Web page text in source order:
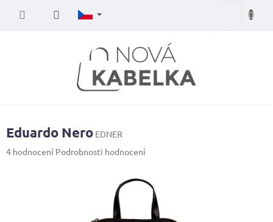
Nákupní
Eduardo Nero EDNER
Průměrné
4 hodnocení Podrobnosti hodnocení